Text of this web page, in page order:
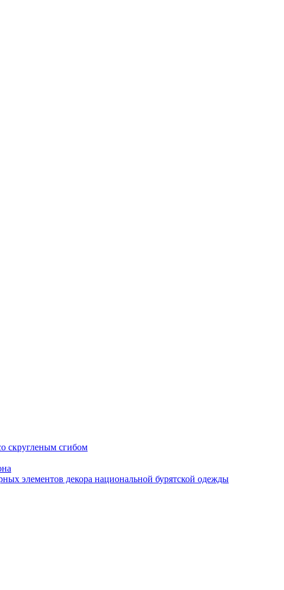
скругленым сгибом
элементов декора национальной бурятской одежды